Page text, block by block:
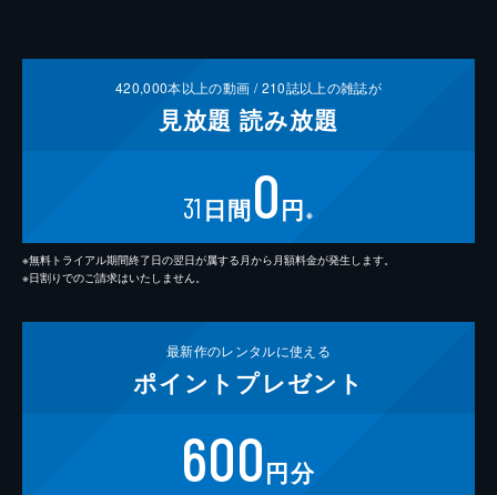
420,000本以上の動画 /210誌以上の雑誌が
見放題 読み放題
31 日間0円 ※
※無料トライアル期間終了日の翌日が属する月から月額料金が発生します。
※日割りでのご請求はいたしません。
最新作のレンタルに使える
ポイント プレゼント
600円分